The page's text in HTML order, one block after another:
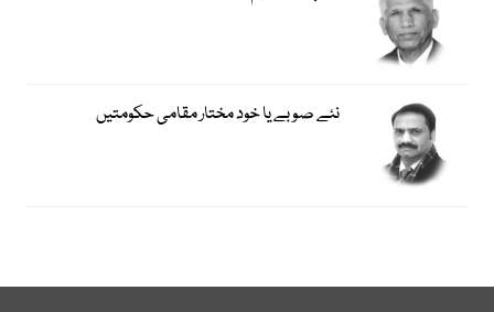
نئے صوبے یا خود مختار مقامی حکومتیں